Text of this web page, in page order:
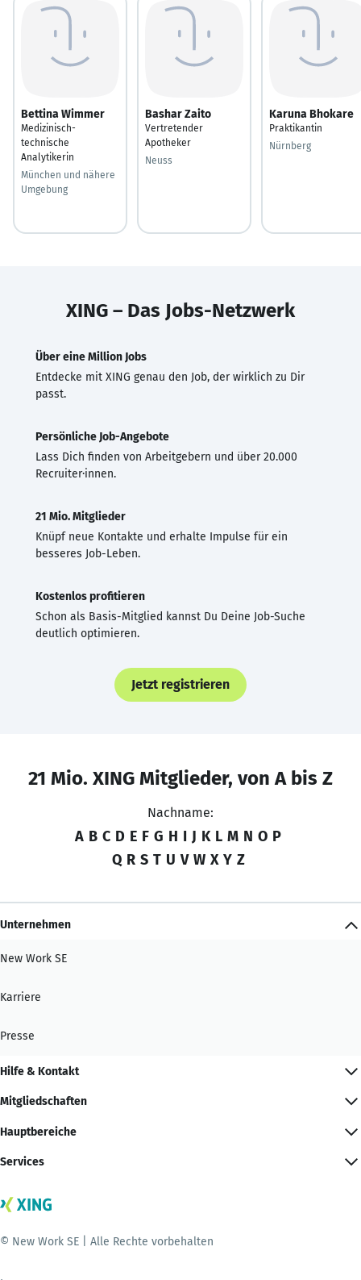
Bettina Wimmer
Medizinisch-
technische
Analytikerin
München und nähere
Umgebung
Bashar Zaito
Vertretender
Apotheker
Neuss
Karuna Bhokare
Praktikantin
Nürnberg
XING – Das Jobs-Netzwerk
Über eine Million Jobs
Entdecke mit XING genau den Job, der wirklich zu Dir
passt.
Persönliche Job-Angebote
Lass Dich finden von Arbeitgebern und über 20.000
Recruiter·innen.
21 Mio. Mitglieder
Knüpf neue Kontakte und erhalte Impulse für ein
besseres Job-Leben.
Kostenlos profitieren
Schon als Basis-Mitglied kannst Du Deine Job-Suche
deutlich optimieren.
Jetzt registrieren
21 Mio. XING Mitglieder, von A bis Z
Nachname:
A B C D E F G H I J K L M N O P
Q R S T U V W X Y Z
Unternehmen
New Work SE
Karriere
Presse
Hilfe & Kontakt
Mitgliedschaften
Hauptbereiche
Services
© New Work SE | Alle Rechte vorbehalten